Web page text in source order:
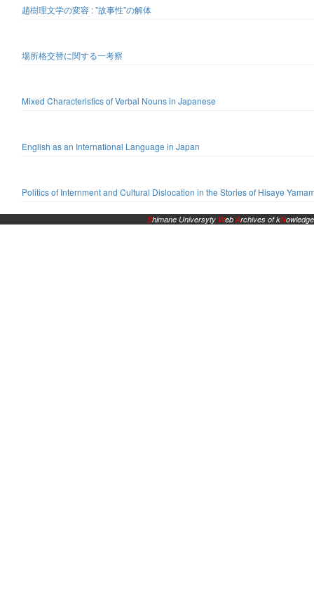
趙樹理文学の変容 : ”故事性”の解体
場所格交替に関する一考察
Mixed Characteristics of Verbal Nouns in Japanese
English as an International Language in Japan
Politics of Internment and Cultural Dislocation in the Stories of Hisaye
Shimane Universyty WebArchives of kNowledge